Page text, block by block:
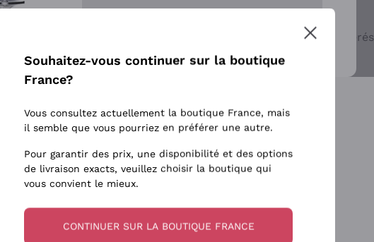
Tenuta San Leonardo
Alessandra Divella
Sedilesu
Ceretto
Vins Biologiques
Vins blancs macérés
Enregistre-moi
plus d'informations, veuillez lire notrePolitique de confidentialité
Souhaitez-vous continuer sur la boutique
France?
Vous consultez actuellement la boutique France, mais
il semble que vous pourriez en préférer une autre.
Pour garantir des prix, une disponibilité et des options
de livraison exacts, veuillez choisir la boutique qui
vous convient le mieux.
CONTINUER SUR LA BOUTIQUE FRANCE